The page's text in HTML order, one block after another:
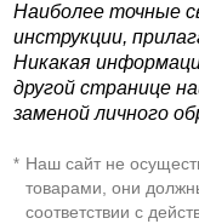
Наиболее точные
инструкции,
Никакая
другой странице
заменой личного
* Наш сайт не
товарами, они
соответствии с